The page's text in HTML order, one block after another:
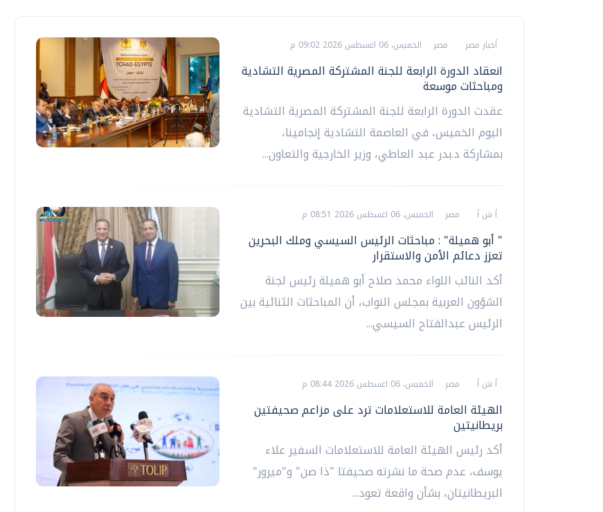
أخبار مصر مصر الخميس، 06 اغسطس 2026 09:02 م
انعقاد الدورة الرابعة للجنة المشتركة المصرية التشادية
ومباحثات موسعة
عقدت الدورة الرابعة للجنة المشتركة المصرية التشادية
اليوم الخميس، في العاصمة التشادية إنجامينا،
بمشاركة د.بدر عبد العاطي، وزير الخارجية والتعاون...
أ ش أ مصر الخميس، 06 اغسطس 2026 08:51 م
" أبو هميلة" : مباحثات الرئيس السيسي وملك البحرين
تعزز دعائم الأمن والاستقرار
أكد النائب اللواء محمد صلاح أبو هميلة رئيس لجنة
الشؤون العربية بمجلس النواب، أن المباحثات الثنائية بين
الرئيس عبدالفتاح السيسي...
أ ش أ مصر الخميس، 06 اغسطس 2026 08:44 م
الهيئة العامة للاستعلامات ترد على مزاعم صحيفتين
بريطانيتين
أكد رئيس الهيئة العامة للاستعلامات السفير علاء
يوسف، عدم صحة ما نشرته صحيفتا "ذا صن" و"ميرور"
البريطانيتان، بشأن واقعة تعود...